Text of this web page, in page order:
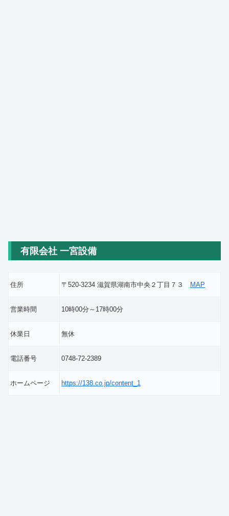
有限会社 一宮設備
住所 〒520-3234 滋賀県湖南市中央２丁目７３ MAP
営業時間 10時00分～17時00分
休業日 無休
電話番号 0748-72-2389
ホームページ https://138.co.jp/content_1